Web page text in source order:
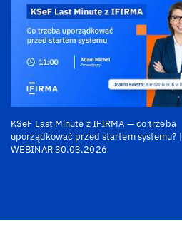
KSeF Last Minute z IFIRMA — co trzeba
uporządkować przed startem systemu? |
WEBINAR 30.03.2026